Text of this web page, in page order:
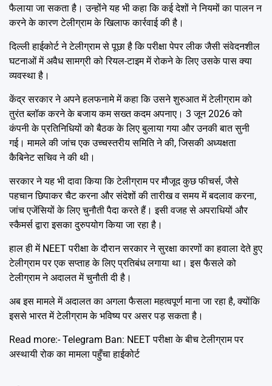
फैलाया जा सकता है। उन्होंने यह भी कहा कि कई देशों ने नियमों का पालन न
करने के कारण टेलीग्राम के खिलाफ कार्रवाई की है।
दिल्ली हाईकोर्ट ने टेलीग्राम से पूछा है कि परीक्षा पेपर लीक जैसी संवेदनशील
घटनाओं में अवैध सामग्री को रियल-टाइम में रोकने के लिए उसके पास क्या
व्यवस्था है।
केंद्र सरकार ने अपने हलफनामे में कहा कि उसने शुरुआत में टेलीग्राम को
तुरंत ब्लॉक करने के बजाय कम सख्त कदम अपनाए। 3 जून 2026 को
कंपनी के प्रतिनिधियों को बैठक के लिए बुलाया गया और उनकी बात सुनी
गई। मामले की जांच एक उच्चस्तरीय समिति ने की, जिसकी अध्यक्षता
कैबिनेट सचिव ने की थी।
सरकार ने यह भी दावा किया कि टेलीग्राम पर मौजूद कुछ फीचर्स, जैसे
पहचान छिपाकर चैट करना और संदेशों की तारीख व समय में बदलाव करना,
जांच एजेंसियों के लिए चुनौती पैदा करते हैं। इसी वजह से अपराधियों और
स्कैमर्स द्वारा इसका दुरुपयोग किया जा रहा है।
हाल ही में NEET परीक्षा के दौरान सरकार ने सुरक्षा कारणों का हवाला देते हुए
टेलीग्राम पर एक सप्ताह के लिए प्रतिबंध लगाया था। इस फैसले को
टेलीग्राम ने अदालत में चुनौती दी है।
अब इस मामले में अदालत का अगला फैसला महत्वपूर्ण माना जा रहा है, क्योंकि
इससे भारत में टेलीग्राम के भविष्य पर असर पड़ सकता है।
Read more:-Telegram Ban: NEET परीक्षा के बीच टेलीग्राम पर
अस्थायी रोक का मामला पहुँचा हाईकोर्ट